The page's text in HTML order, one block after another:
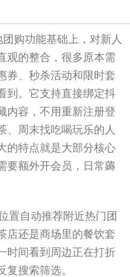
购功能基础上，对新人
观的整合，很多原本需
券、秒杀活动和限时套
到。它支持直接绑定抖
内容，不用重新注册登
、周末找吃喝玩乐的人
的特点就是大部分核心
要额外开会员，日常薅
置自动推荐附近热门团
店还是商场里的餐饮套
时间看到周边正在打折
搜索筛选。